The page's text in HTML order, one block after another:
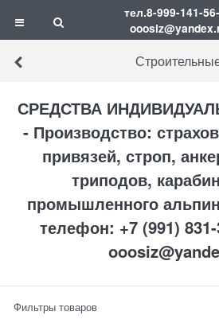
тел.8-999-141-
СРЕДСТВА
- Производство:
привязей, строп,
триподов,
промышленного
телефон: +7 (991)
Фильтры товаров